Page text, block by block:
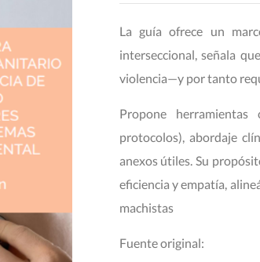
La guía ofrece un
interseccional, señala
violencia—y por tanto
Propone herramientas
protocolos), abordaje
anexos útiles. Su
eficiencia y empatía,
machistas
Fuente original: